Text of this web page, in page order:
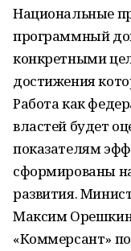
Национальные
программный
конкретными
достижения
Работа как
властей будет
показателям
сформированы
развития.
Максим Орешкин
«Коммерсант»